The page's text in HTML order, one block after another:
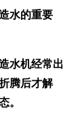
水的重要
水机经常出
腾后才解
。